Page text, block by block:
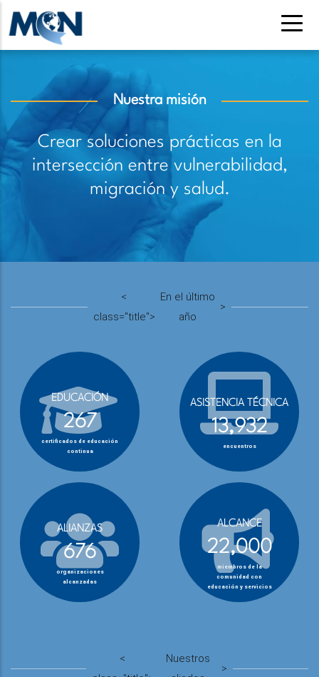
Pasar
contenido
Nuestra misión
Crear soluciones prácticas en la
intersección entre vulnerabilidad,
migración y salud.
<
class="title">
En el último
año
>
EDUCACIÓN
267
certificados de educación
continua
ASISTENCIA TÉCNICA
13,932
encuentros
ALIANZAS
676
organizaciones
alcanzadas
ALCANCE
22,000
miembros de la
comunidad con
educación y servicios
<
Nuestros
>